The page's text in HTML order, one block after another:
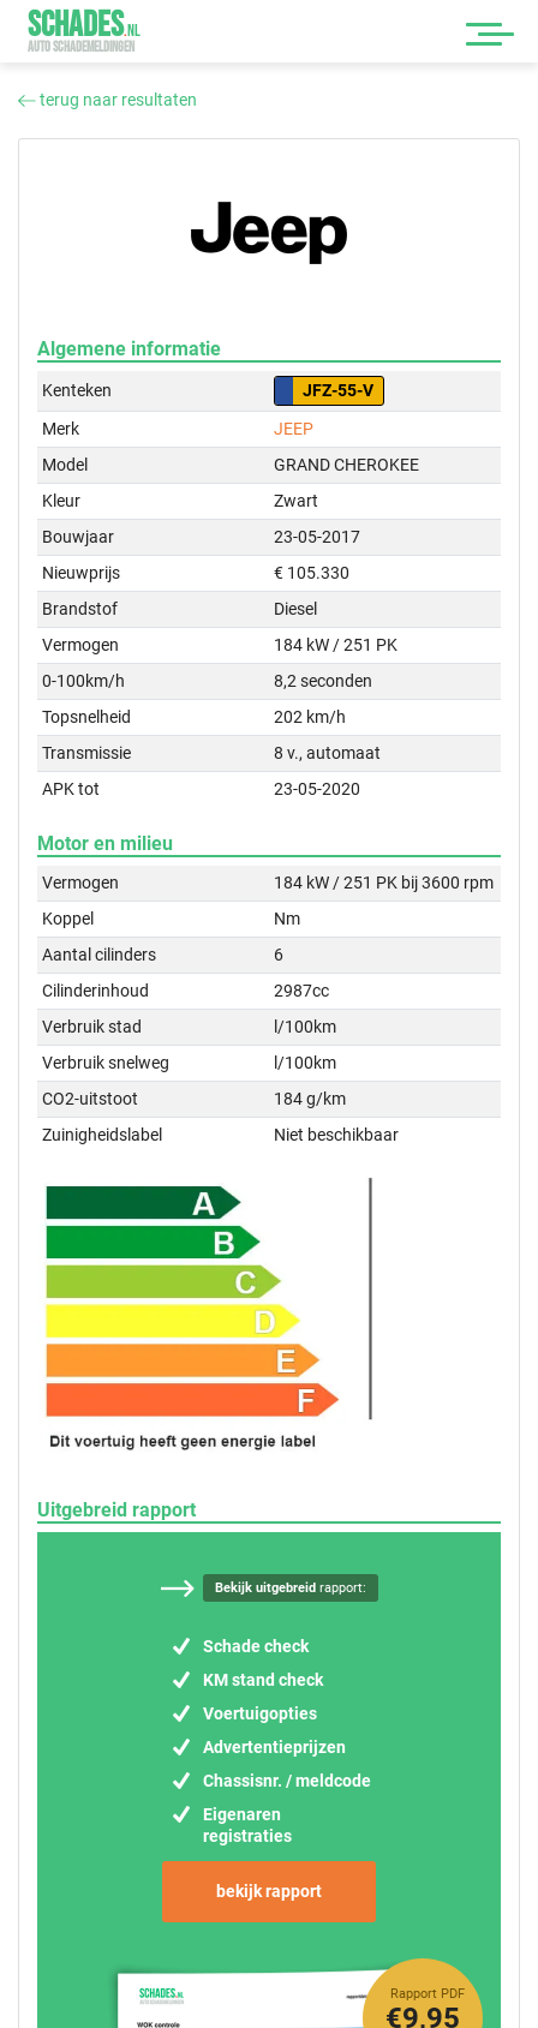
SCHADES.NL
AUTO SCHADEMELDINGEN
terug naar resultaten
Algemene informatie
Kenteken
JFZ-55-V
Merk
JEEP
Model
GRAND CHEROKEE
Kleur
Zwart
Bouwjaar
23-05-2017
Nieuwprijs
€ 105.330
Brandstof
Diesel
Vermogen
184 kW / 251 PK
0-100km/h
8,2 seconden
Topsnelheid
202 km/h
Transmissie
8 v., automaat
APK tot
23-05-2020
Motor en milieu
Vermogen
184 kW / 251 PK bij 3600 rpm
Koppel
Nm
Aantal cilinders
6
Cilinderinhoud
2987cc
Verbruik stad
l/100km
Verbruik snelweg
l/100km
CO2-uitstoot
184 g/km
Zuinigheidslabel
Niet beschikbaar
Uitgebreid rapport
Bekijk uitgebreidrapport:
Schade check
KM stand check
Voertuigopties
Advertentieprijzen
Chassisnr. / meldcode
Eigenaren
registraties
bekijk rapport
Rapport PDF
€9,95